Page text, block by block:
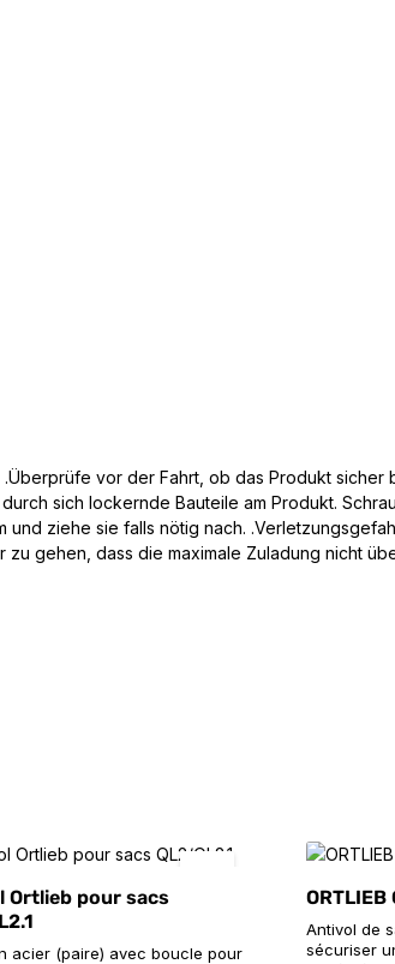
vor der Fahrt, ob das Produkt
sich lockernde Bauteile am Produkt.
und ziehe sie falls nötig nach.
gehen, dass die maximale Zuladung nicht
Ortlieb pour sacs
acier (paire) avec boucle pour
Antivol de
sécuriser